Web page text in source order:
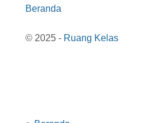
Beranda
© 2025 - Ruang Kelas